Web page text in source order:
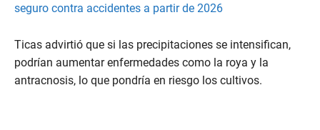
seguro contra accidentes a partir de 2026
Ticas advirtió que si las precipitaciones se intensifican,
podrían aumentar enfermedades como la roya y la
antracnosis, lo que pondría en riesgo los cultivos.